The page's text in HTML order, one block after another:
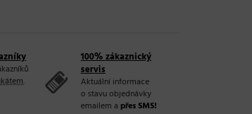
.
100% zákaznický
servis
Aktuální informace
o stavu objednávky
emailem a přes SMS!